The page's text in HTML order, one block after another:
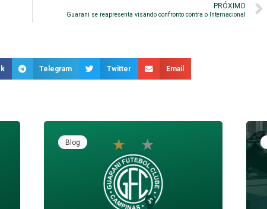
PRÓXIMO
Guarani se reapresenta visando confronto contra o Internacional
Telegram Twitter Email
Blog